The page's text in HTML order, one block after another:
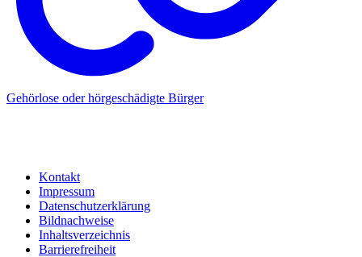
Gehörlose oder hörgeschädigte Bürger
Kontakt
Impressum
Datenschutzerklärung
Bildnachweise
Inhaltsverzeichnis
Barrierefreiheit